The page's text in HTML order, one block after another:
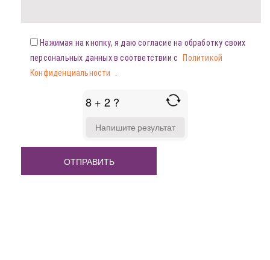
Нажимая на кнопку, я даю согласие на обработку своих
персональных данных в соответствии с
Политикой
Конфиденциальности
8 + 2 ?
FOR
+